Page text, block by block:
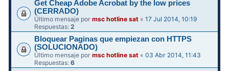
Get Cheap Adobe Acrobat by the low prices
(CERRADO)
Último mensaje pormsc hotline sat «17 Jul 2014, 10:19
Respuestas:2
Bloquear Paginas que empiezan con HTTPS
(SOLUCIONADO)
Último mensaje pormsc hotline sat «03 Abr 2014, 11:43
Respuestas:6